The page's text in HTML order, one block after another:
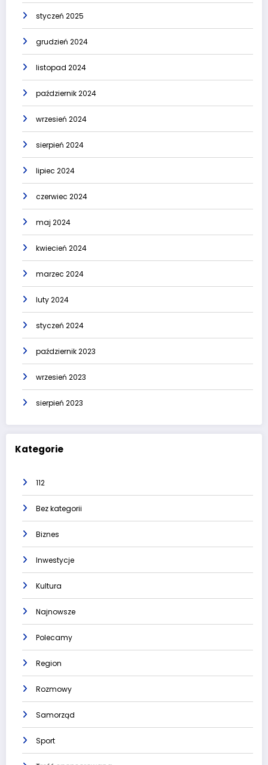
styczeń 2025
grudzień 2024
listopad 2024
październik 2024
wrzesień 2024
sierpień 2024
lipiec 2024
czerwiec 2024
maj 2024
kwiecień 2024
marzec 2024
luty 2024
styczeń 2024
październik 2023
wrzesień 2023
sierpień 2023
Kategorie
112
Bez kategorii
Biznes
Inwestycje
Kultura
Najnowsze
Polecamy
Region
Rozmowy
Samorząd
Sport